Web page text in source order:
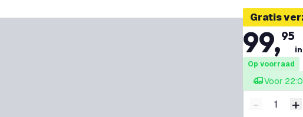
Gratis
99,95
Op voorraad
Voor
Verminder
- +